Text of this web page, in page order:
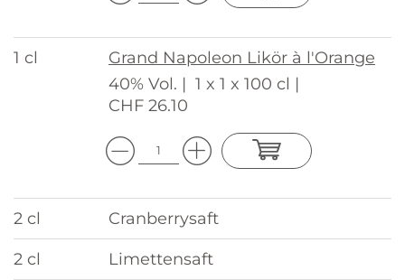
1 cl
Grand Napoleon Likör à l'Orange
40% Vol. | 1 x 1 x 100 cl |
CHF 26.10
2 cl Cranberrysaft
2 cl Limettensaft